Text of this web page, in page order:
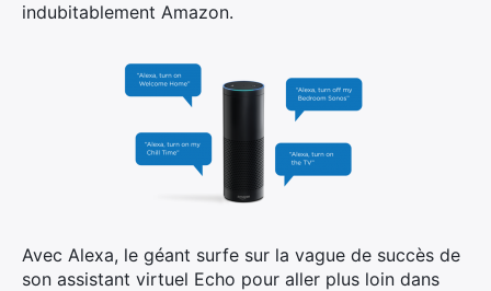
indubitablement Amazon.
Avec Alexa, le géant surfe sur la vague de succès de
son assistant virtuel Echo pour aller plus loin dans